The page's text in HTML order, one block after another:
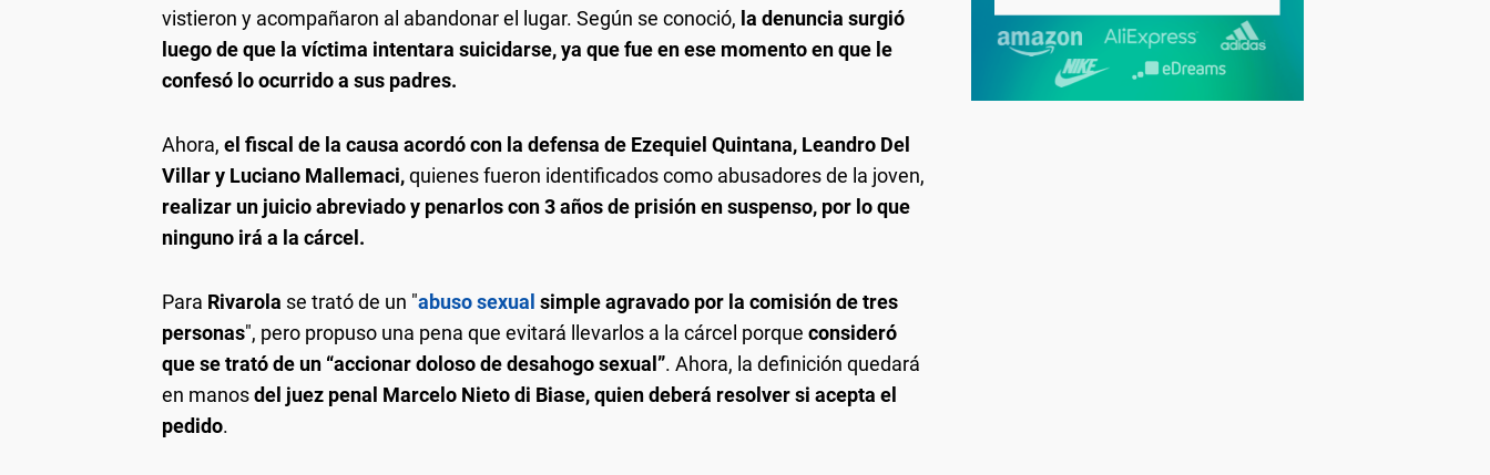
vistieron y acompañaron al abandonar el lugar. Según se conoció, la denuncia surgió
luego de que la víctima intentara suicidarse, ya que fue en ese momento en que le
confesó lo ocurrido a sus padres.
Ahora, el fiscal de la causa acordó con la defensa de Ezequiel Quintana, Leandro Del
Villar y Luciano Mallemaci,quienes fueron identificados como abusadores de la joven,
realizar un juicio abreviado y penarlos con 3 años de prisión en suspenso, por lo que
ninguno irá a la cárcel.
Para Rivarola se trató de un "abuso sexual simple agravado por la comisión de tres
personas", pero propuso una pena que evitará llevarlos a la cárcel porque consideró
que se trató de un “accionar doloso de desahogo sexual”. Ahora, la definición quedará
en manosdel juez penal Marcelo Nieto di Biase, quien deberá resolver si acepta el
pedido.